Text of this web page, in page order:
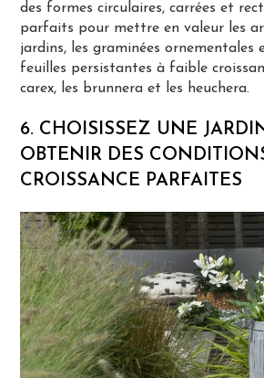
des formes circulaires, carrées et
parfaits pour mettre en valeur les
jardins, les graminées ornementales
feuilles persistantes à faible
carex, les brunnera et les heuchera.
6. CHOISISSEZ UNE
OBTENIR DES
CROISSANCE PARFAITES